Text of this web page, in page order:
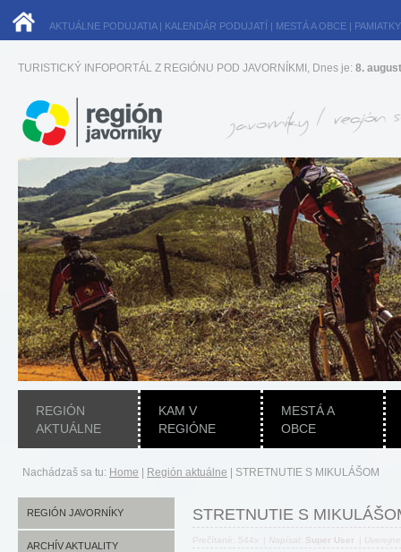
AKTUÁLNE PODUJATIA| KALENDÁR PODUJATÍ | MESTÁ A OBCE | PAMIATKY
TURISTICKÝ INFOPORTÁL Z REGIÓNU POD JAVORNÍKMI, Dnes je: 8.
REGIÓN
AKTUÁLNE
KAM V
REGIÓNE
MESTÁ A
OBCE
Nachádzaš sa tu: Home Región aktuálne STRETNUTIE S MIKULÁŠOM
REGIÓN JAVORNÍKY
ARCHÍV AKTUALITY
STRETNUTIE S
Prečítané: 544x Napísal: Super User